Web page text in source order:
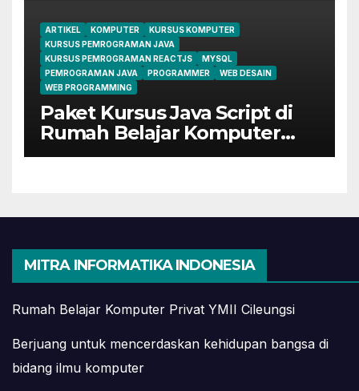
ARTIKEL KOMPUTER
KURSUS KOMPUTER
KURSUS PEMROGRAMAN JAVA
KURSUS PEMROGRAMAN REACTJS
MYSQL
PEMROGRAMAN JAVA
PROGRAMMER
WEB DESAIN
WEB PROGRAMMING
Paket Kursus Java Script di
Rumah Belajar Komputer
YMII Cileungsi
MITRA INFORMATIKA INDONESIA
Rumah Belajar Komputer Privat YMII Cileungsi
Berjuang untuk mencerdaskan kehidupan bangsa di
bidang ilmu komputer